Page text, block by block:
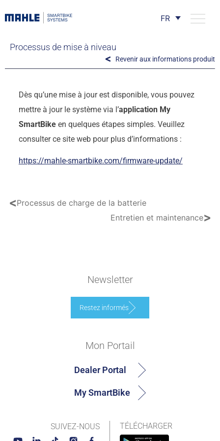
FR
Processus de mise à niveau
Revenir aux informations produit
Dès qu’une mise à jour est disponible, vous pouvez
mettre à jour le système via l’application My
SmartBikeen quelques étapes simples. Veuillez
consulter ce site web pour plus d’informations :
https://mahle-smartbike.com/firmware-update/
<Processus de charge de la batterie
Entretien et maintenance>
Newsletter
Restez informés
TÉLÉCHARGER
Mon Portail
Dealer Portal
My SmartBike
SUIVEZ-NOUS